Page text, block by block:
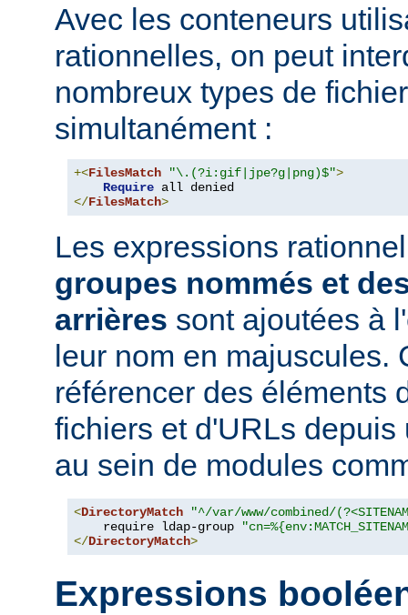
Avec les conteneurs
rationnelles, on peut
nombreux types de
simultanément :
+<FilesMatch "\.(?i:gif|jpe?g|png)$">
Require
</FilesMatch>
Les expressions
groupes nommés et
arrières sont ajoutées à
leur nom en majuscules.
référencer des éléments
fichiers et d'URLs
au sein de modules
<DirectoryMatch
"^/var/www/combined/
    require ldap-group
</DirectoryMatch>
Expressions